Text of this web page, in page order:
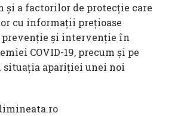
și a factorilor de protecție care
cu informații prețioase
prevenție și intervenție în
COVID-19, precum și pe
situația apariției unei noi